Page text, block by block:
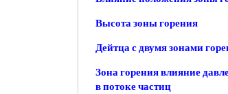
Высота зоны горения
Дейтца с двумя зонами
Зона горения влияние
в потоке частиц